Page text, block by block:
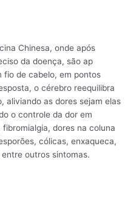
Chinesa, onde após
da doença, são ap
fio de cabelo, em pontos
o cérebro reequilibra
aliviando as dores sejam elas
o controle da dor em
dores na coluna
cólicas, enxaqueca,
outros sintomas.